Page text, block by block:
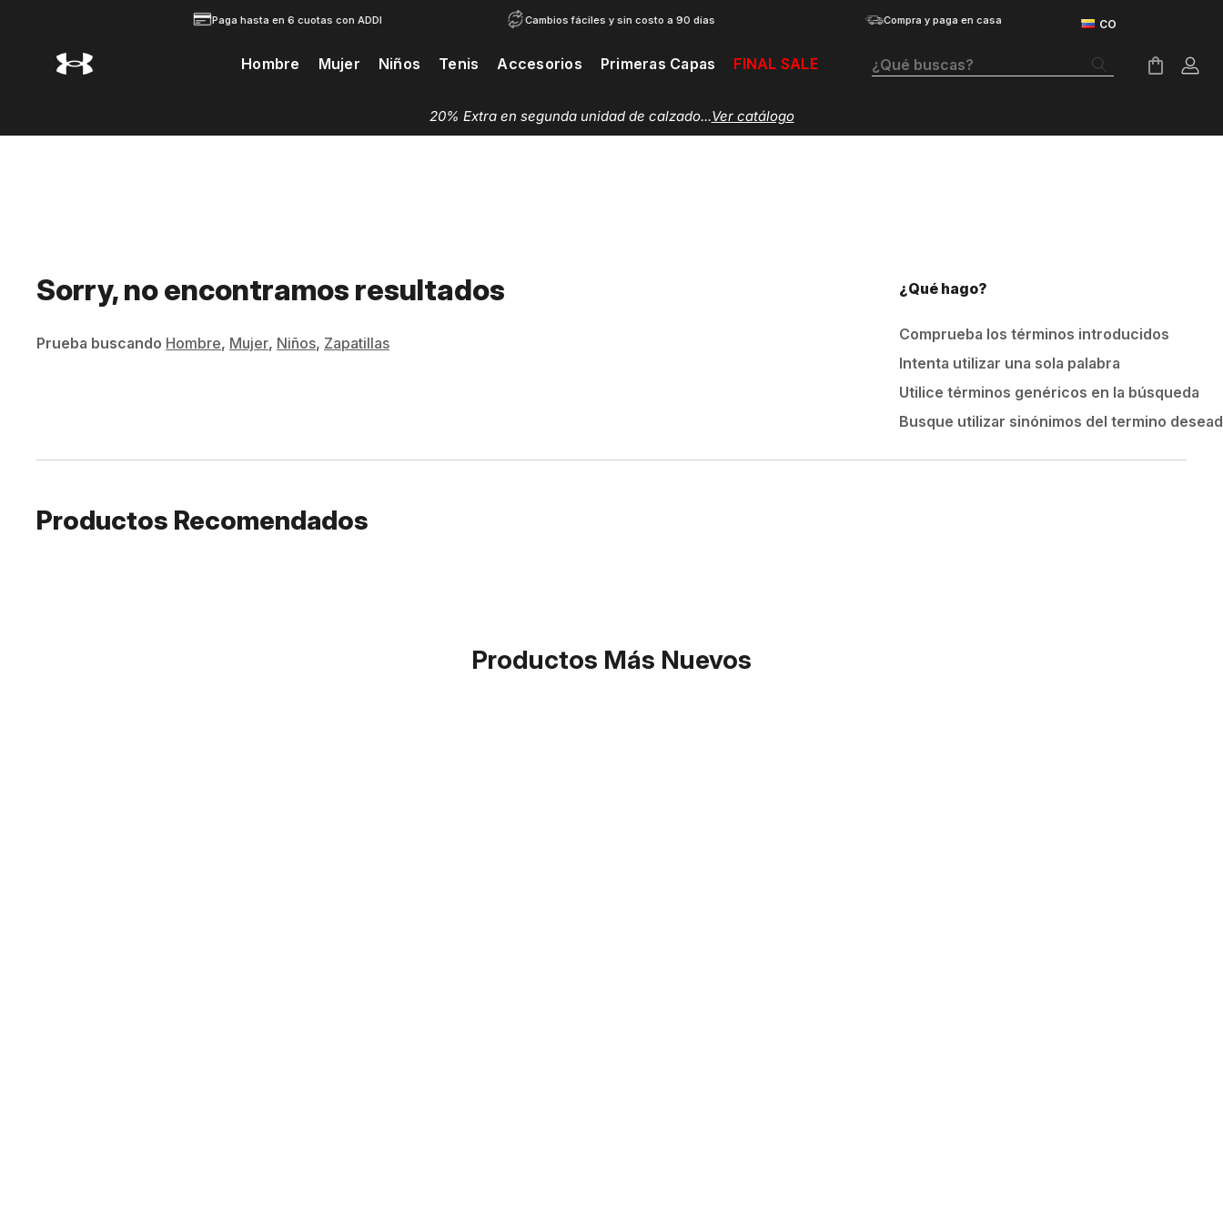
Paga hasta en 6 cuotas con ADDI Cambios fáciles y sin costo a 90 días Compra y paga en casa
Hombre Mujer Niños Tenis Accesorios Primeras Capas FINAL SALE ¿Qué buscas?
20% Extra en segunda unidad de calzado...Ver catálogo
Sorry, no encontramos resultados
Prueba buscando Hombre, Mujer, Niños, Zapatillas
¿Qué hago?
Comprueba los términos introducidos
Intenta utilizar una sola palabra
Utilice términos genéricos en la búsqueda
Busque utilizar sinónimos del termino
Productos Recomendados
Productos Más Nuevos
Botas
Guayos
Velociti Distance
Velociti